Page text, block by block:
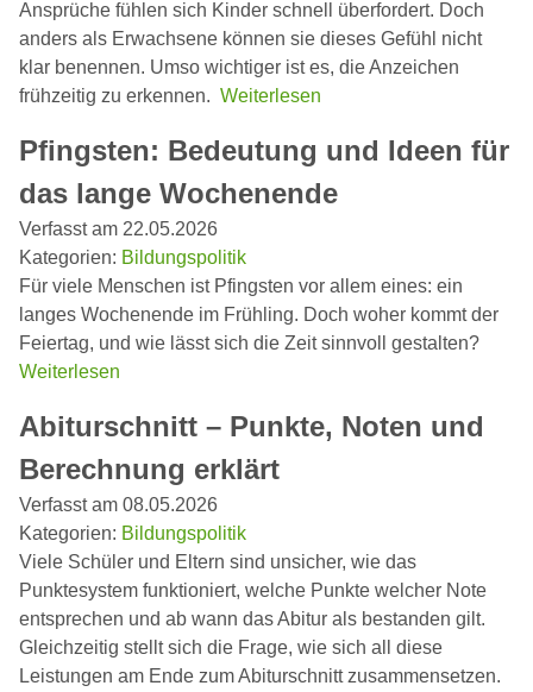
Ansprüche fühlen sich Kinder schnell überfordert. Doch
anders als Erwachsene können sie dieses Gefühl nicht
klar benennen. Umso wichtiger ist es, die Anzeichen
frühzeitig zu erkennen. Weiterlesen
Pfingsten: Bedeutung und Ideen für
das lange Wochenende
Verfasst am 22.05.2026
Kategorien: Bildungspolitik
Für viele Menschen ist Pfingsten vor allem eines: ein
langes Wochenende im Frühling. Doch woher kommt der
Feiertag, und wie lässt sich die Zeit sinnvoll gestalten?
Weiterlesen
Abiturschnitt – Punkte, Noten und
Berechnung erklärt
Verfasst am 08.05.2026
Kategorien: Bildungspolitik
Viele Schüler und Eltern sind unsicher, wie das
Punktesystem funktioniert, welche Punkte welcher Note
entsprechen und ab wann das Abitur als bestanden gilt.
Gleichzeitig stellt sich die Frage, wie sich all diese
Leistungen am Ende zum Abiturschnitt zusammensetzen.